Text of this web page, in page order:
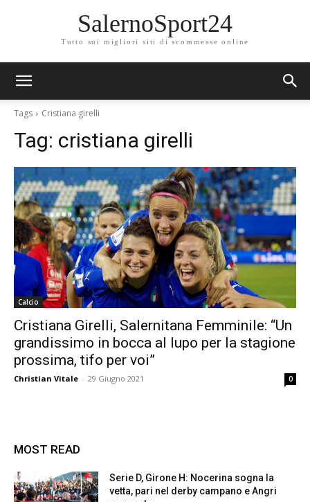
SalernoSport24
Tutto sui migliori siti di scommesse online
Tags Cristiana girelli
Tag: cristiana girelli
Calcio
Cristiana Girelli, Salernitana Femminile: “Un
grandissimo in bocca al lupo per la stagione
prossima, tifo per voi”
Christian Vitale - 29 Giugno 2021 0
MOST READ
Serie D, Girone H: Nocerina sogna la
vetta, pari nel derby campano e Angri